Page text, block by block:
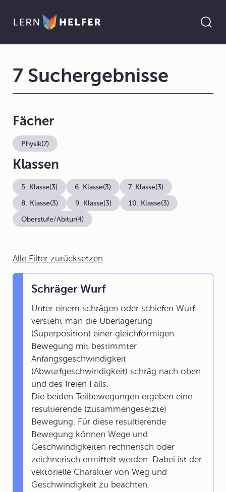
Alle Filter zurücksetzen
Schräger Wurf
Unter einem schrägen oder schiefen Wurf
versteht man die Überlagerung
(Superposition) einer gleichförmigen
Bewegung mit bestimmter
Anfangsgeschwindigkeit
(Abwurfgeschwindigkeit) schräg nach oben
und des freien Falls.
Die beiden Teilbewegungen ergeben eine
resultierende (zusammengesetzte)
Bewegung. Für diese resultierende
Bewegung können Wege und
Geschwindigkeiten rechnerisch oder
zeichnerisch ermittelt werden. Dabei ist der
vektorielle Charakter von Weg und
Geschwindigkeit zu beachten.
7 Suchergebnisse
Fächer
Physik(7)
Klassen
5. Klasse(3) 6. Klasse(3) 7. Klasse(3)
8. Klasse(3) 9. Klasse(3) 10. Klasse(3)
Oberstufe/Abitur(4)